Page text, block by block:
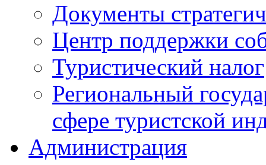
Документы
Центр поддержки
Туристический налог
Региональный
сфере туристской
Администрация